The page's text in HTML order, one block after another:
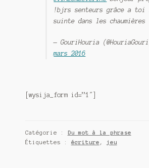
!bjrs senteurs grâce a
suinte dans les chaumières
— GouriHouria
mars 2016
[wysija_form id=”1″]
Catégorie : Du mot à la phrase
Étiquettes : écriture , jeu